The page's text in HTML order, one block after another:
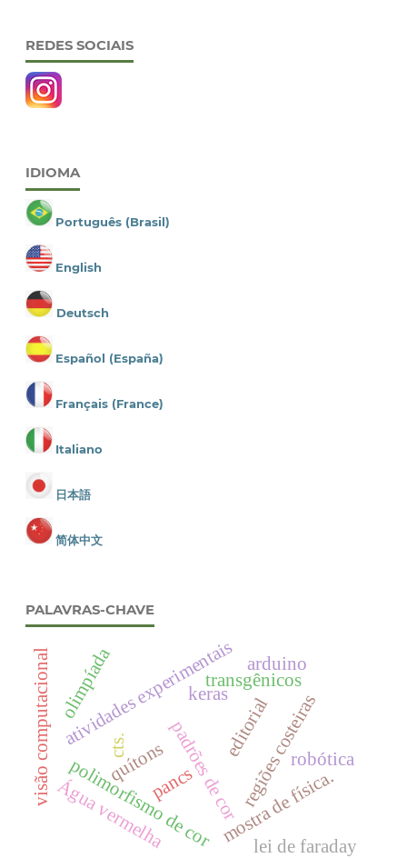
REDES SOCIAIS
IDIOMA
Português (Brasil)
English
Deutsch
Español (España)
Français (France)
Italiano
日本語
简体中文
PALAVRAS-CHAVE
editorial
padrões de cor
atividades experimentais
mostra de física.
polimorfismo de cor
quítons regiões costeiras
olimpíada
robótica
visão computacional keras
transgênicos
cts.
Água vermelha lei de faraday
arduino
pancs